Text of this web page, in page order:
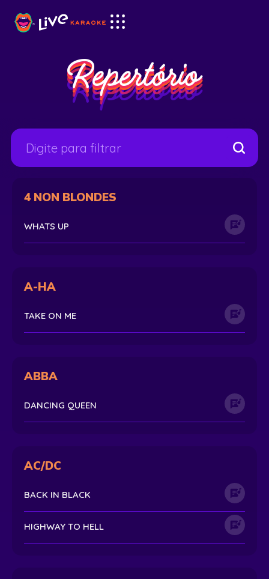
Repertório
4 NON BLONDES
WHATS UP
A-HA
TAKE ON ME
ABBA
DANCING QUEEN
AC/DC
BACK IN BLACK
HIGHWAY TO HELL